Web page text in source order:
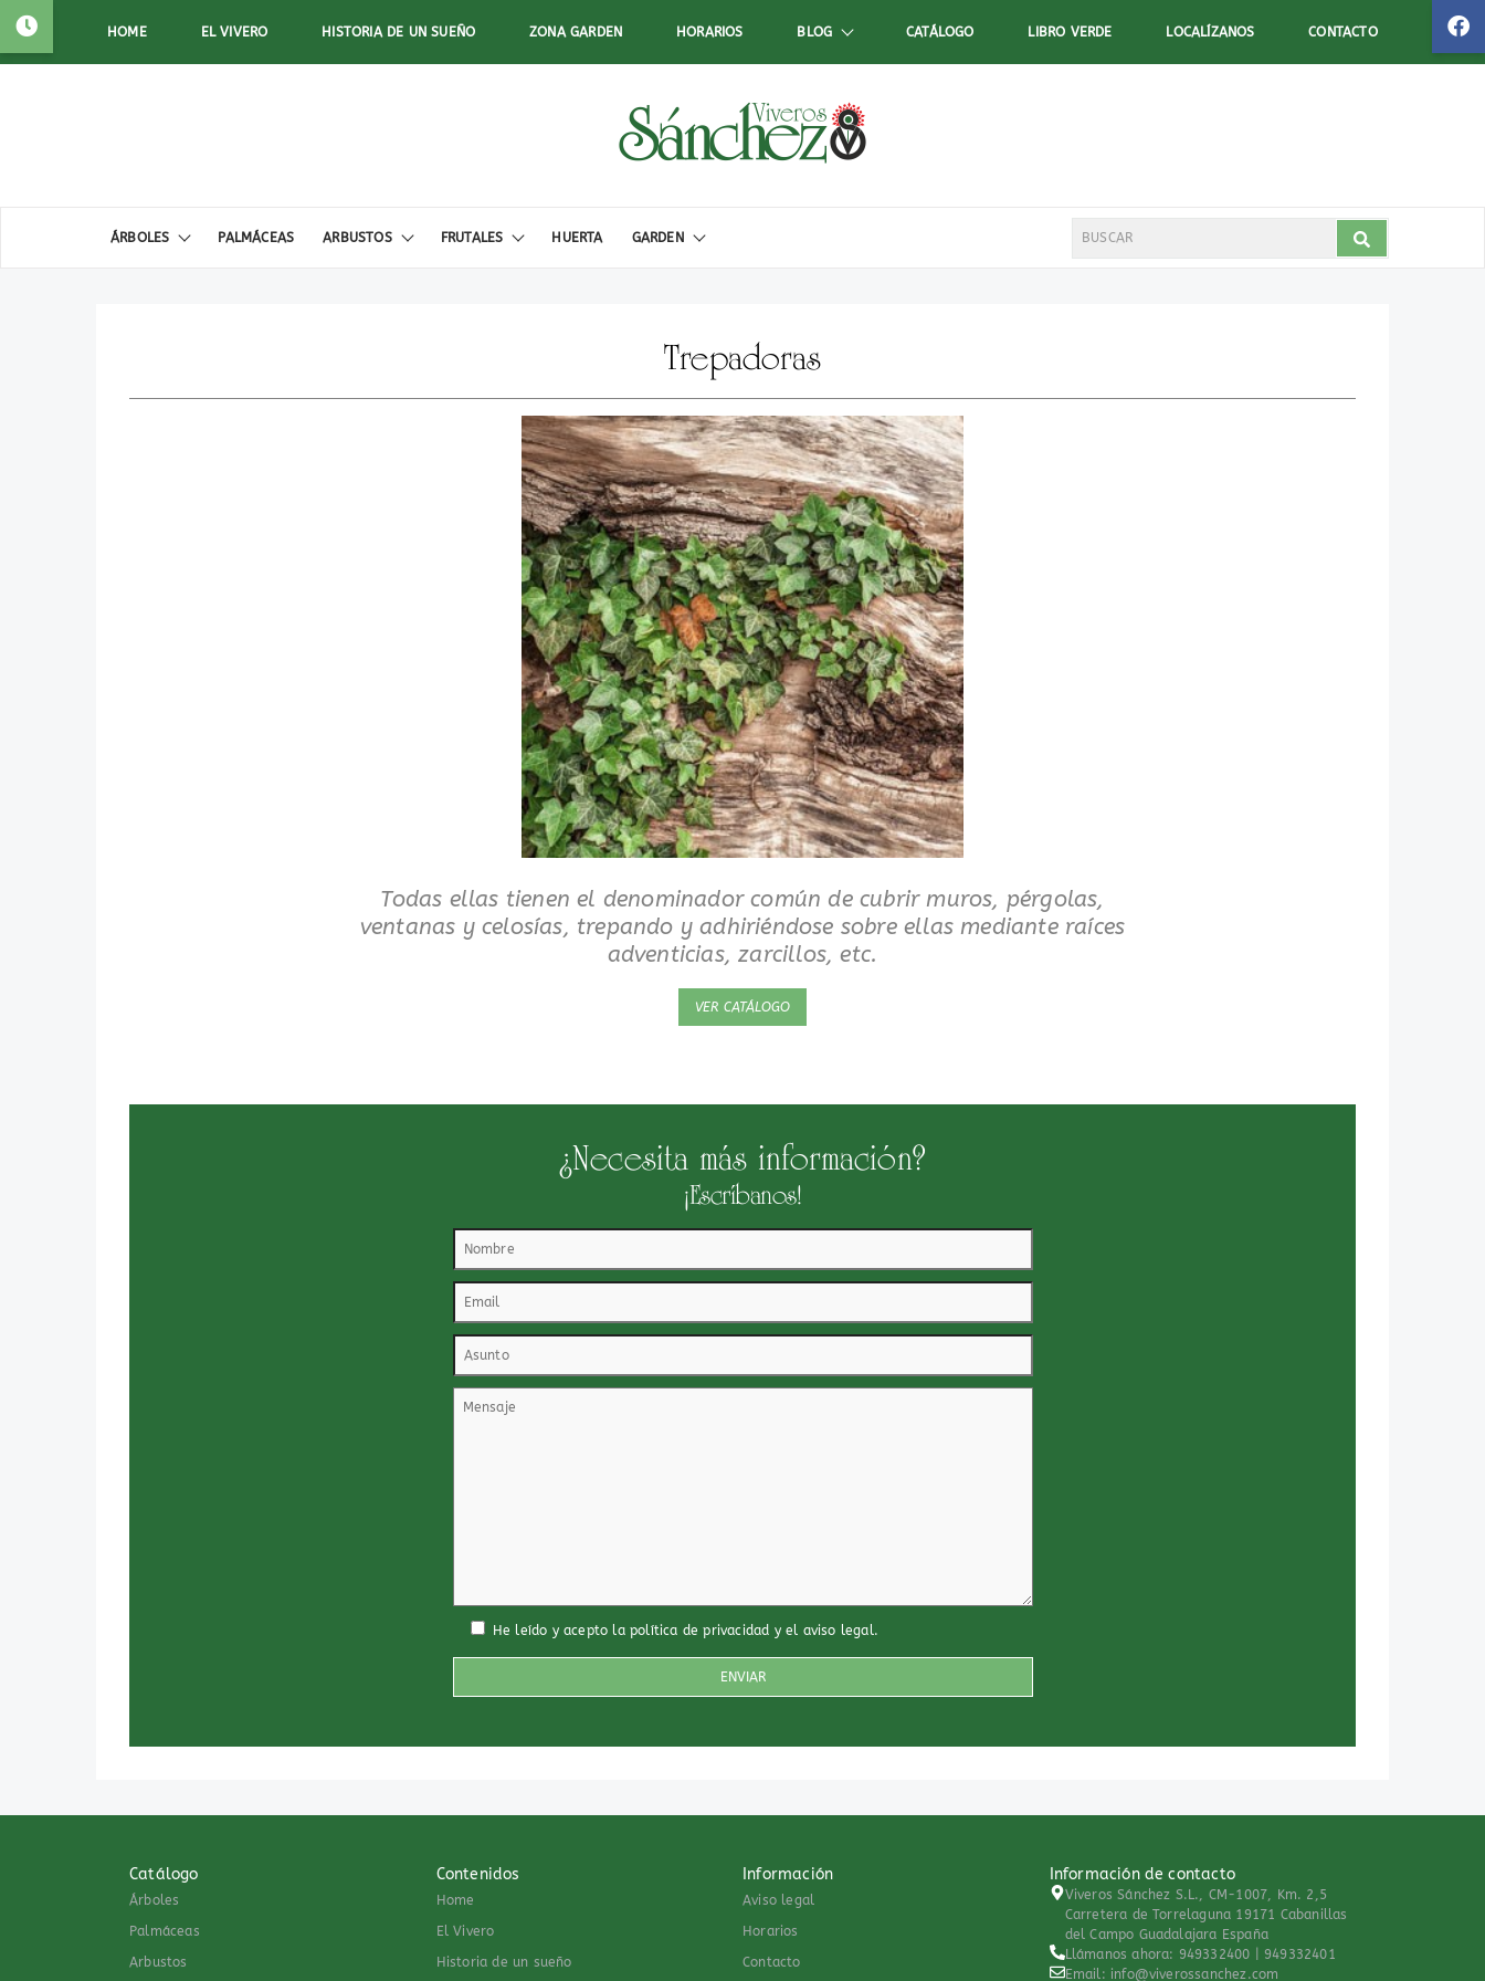
HOME EL VIVERO HISTORIA DE UN SUEÑO ZONA GARDEN HORARIOS BLOG CATÁLOGO LIBRO VERDE LOCALÍZANOS CONTACTO
ÁRBOLES PALMÁCEAS ARBUSTOS FRUTALES HUERTA GARDEN
Trepadoras
Todas ellas tienen el denominador común de cubrir muros, pérgolas,
ventanas y celosías, trepando y adhiriéndose sobre ellas mediante raíces
adventicias, zarcillos, etc.
VER CATÁLOGO
¿Necesita más información?
¡Escríbanos!
He leído y acepto la política de privacidad y el aviso legal.
Catálogo
Árboles
Palmáceas
Arbustos
Contenidos
Home
El Vivero
Historia de un sueño
Información
Aviso legal
Horarios
Contacto
Información de contacto
Viveros Sánchez S.L., CM-1007, Km. 2,5
Carretera de Torrelaguna 19171 Cabanillas
del Campo Guadalajara España
Llámanos ahora: 949332400 | 949332401
Email: info@viverossanchez.com